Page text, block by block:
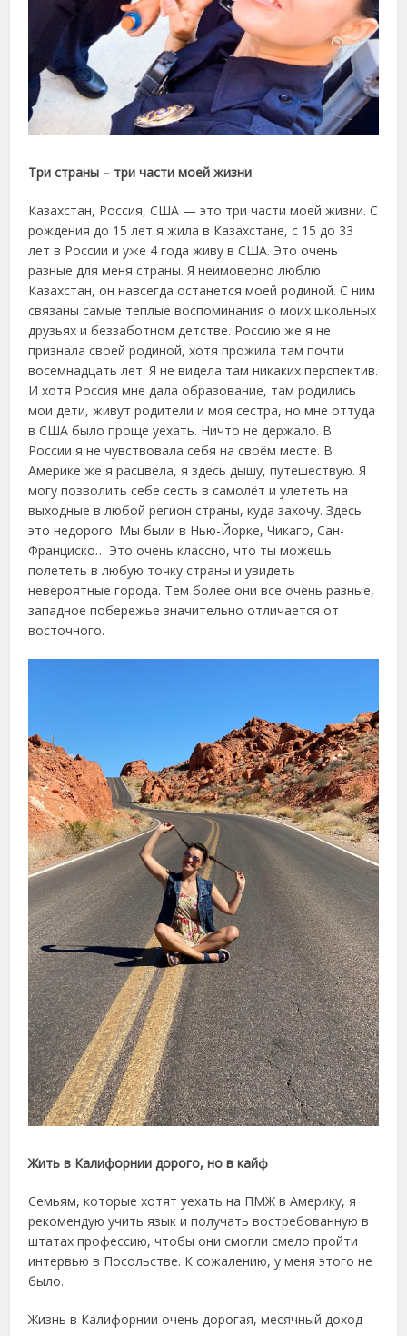
Три страны – три части моей жизни
Казахстан, Россия, США — это три части моей жизни. С
рождения до 15 лет я жила в Казахстане, с 15 до 33
лет в России и уже 4 года живу в США. Это очень
разные для меня страны. Я неимоверно люблю
Казахстан, он навсегда останется моей родиной. С ним
связаны самые теплые воспоминания о моих школьных
друзьях и беззаботном детстве. Россию же я не
признала своей родиной, хотя прожила там почти
восемнадцать лет. Я не видела там никаких перспектив.
И хотя Россия мне дала образование, там родились
мои дети, живут родители и моя сестра, но мне оттуда
в США было проще уехать. Ничто не держало. В
России я не чувствовала себя на своём месте. В
Америке же я расцвела, я здесь дышу, путешествую. Я
могу позволить себе сесть в самолёт и улететь на
выходные в любой регион страны, куда захочу. Здесь
это недорого. Мы были в Нью-Йорке, Чикаго, Сан-
Франциско… Это очень классно, что ты можешь
полететь в любую точку страны и увидеть
невероятные города. Тем более они все очень разные,
западное побережье значительно отличается от
восточного.
Жить в Калифорнии дорого, но в кайф
Семьям, которые хотят уехать на ПМЖ в Америку, я
рекомендую учить язык и получать востребованную в
штатах профессию, чтобы они смогли смело пройти
интервью в Посольстве. К сожалению, у меня этого не
было.
Жизнь в Калифорнии очень дорогая, месячный доход